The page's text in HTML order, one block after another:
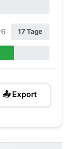
17 Tage
📤 Export